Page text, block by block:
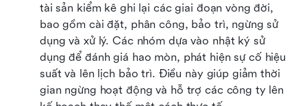
tài sản kiểm kê ghi lại các giai đoạn vòng đời,
bao gồm cài đặt, phân công, bảo trì, ngừng sử
dụng và xử lý. Các nhóm dựa vào nhật ký sử
dụng để đánh giá hao mòn, phát hiện sự cố hiệu
suất và lên lịch bảo trì. Điều này giúp giảm thời
gian ngừng hoạt động và hỗ trợ các công ty lên